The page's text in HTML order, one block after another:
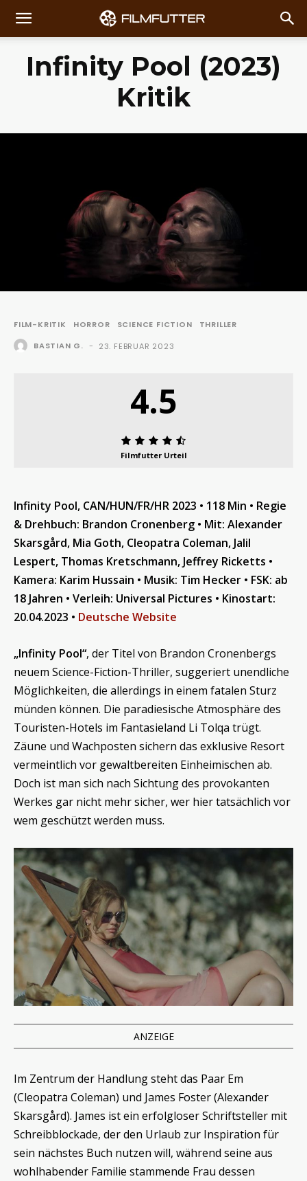
Infinity Pool (2023)
Kritik
FILM-KRITIK HORROR SCIENCE FICTION
THRILLER
BASTIAN G. - 23. FEBRUAR 2023
4.5
Filmfutter Urteil
Infinity Pool, CAN/HUN/FR/HR 2023 • 118 Min • Regie
& Drehbuch: Brandon Cronenberg • Mit: Alexander
Skarsgård, Mia Goth, Cleopatra Coleman, Jalil
Lespert, Thomas Kretschmann, Jeffrey Ricketts •
Kamera: Karim Hussain • Musik: Tim Hecker • FSK: ab
18 Jahren • Verleih: Universal Pictures • Kinostart:
20.04.2023 • Deutsche Website
„Infinity Pool“, der Titel von Brandon Cronenbergs
neuem Science-Fiction-Thriller, suggeriert unendliche
Möglichkeiten, die allerdings in einem fatalen Sturz
münden können. Die paradiesische Atmosphäre des
Touristen-Hotels im Fantasieland Li Tolqa trügt.
Zäune und Wachposten sichern das exklusive Resort
vermeintlich vor gewaltbereiten Einheimischen ab.
Doch ist man sich nach Sichtung des provokanten
Werkes gar nicht mehr sicher, wer hier tatsächlich vor
wem geschützt werden muss.
ANZEIGE
Im Zentrum der Handlung steht das Paar Em
(Cleopatra Coleman) und James Foster (Alexander
Skarsgård). James ist ein erfolgloser Schriftsteller mit
Schreibblockade, der den Urlaub zur Inspiration für
sein nächstes Buch nutzen will, während seine aus
wohlhabender Familie stammende Frau dessen